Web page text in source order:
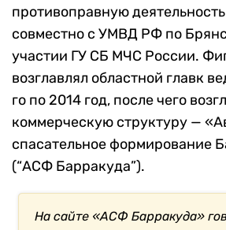
противоправную
совместно с УМВД РФ по
участии ГУ СБ МЧС России.
возглавлял областной главк
го по 2014 год, после чего
коммерческую структуру —
спасательное формирование
(“АСФ Барракуда”).
На сайте «АСФ Барракуда»